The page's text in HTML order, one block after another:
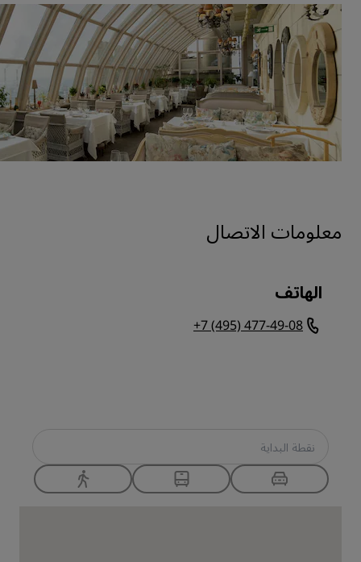
معلومات الاتصال
الهاتف
+7 (495) 477-49-08